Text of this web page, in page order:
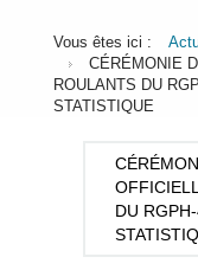
Vous êtes ici :
CÉRÉMONIE
ROULANTS DU
STATISTIQUE
DU